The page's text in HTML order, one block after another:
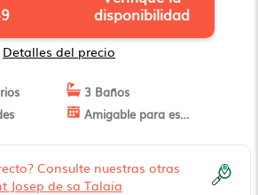
disponibilidad
Detalles del precio
3 Baños
Amigable para estancias largas
Consulte nuestras otras
Josep de sa Talaia